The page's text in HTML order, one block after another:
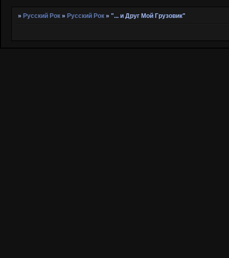
» Русский Рок » Русский Рок »"... и Друг Мой Грузовик"